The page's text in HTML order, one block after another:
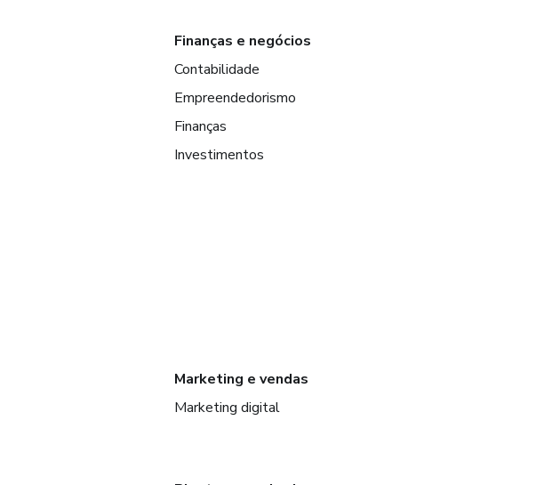
Finanças e negócios
Contabilidade
Empreendedorismo
Finanças
Investimentos
Marketing e vendas
Marketing digital